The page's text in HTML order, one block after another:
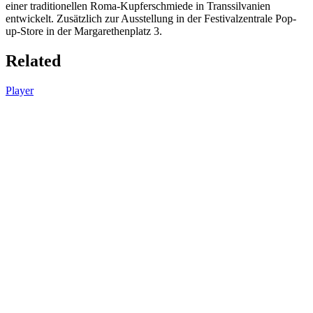
einer traditionellen Roma-Kupferschmiede in Transsilvanien
entwickelt. Zusätzlich zur Ausstellung in der Festivalzentrale Pop-
up-Store in der Margarethenplatz 3.
Related
Player